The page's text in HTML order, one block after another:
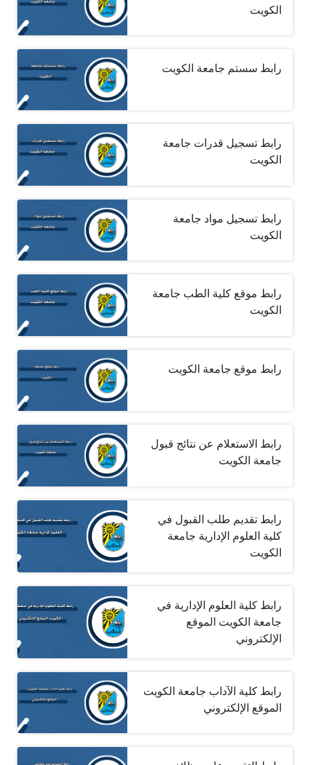
الكويت
رابط سستم جامعة الكويت
رابط تسجيل قدرات جامعة
الكويت
رابط تسجيل مواد جامعة
الكويت
رابط موقع كلية الطب جامعة
الكويت
رابط موقع جامعة الكويت
رابط الاستعلام عن نتائج قبول
جامعة الكويت
رابط تقديم طلب القبول في
كلية العلوم الإدارية جامعة
الكويت
رابط كلية العلوم الإدارية في
جامعة الكويت الموقع
الإلكتروني
رابط كلية الآداب جامعة الكويت
الموقع الإلكتروني